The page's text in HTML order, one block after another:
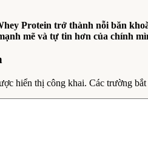
Protein trở thành nỗi băn
mẽ và tự tin hơn của chính
hiển thị công khai. Các trường